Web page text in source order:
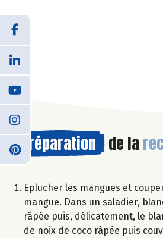
Préparation de la
Eplucher les mangues et
mangue. Dans un saladier,
râpée puis, délicatement, le
de noix de coco râpée puis